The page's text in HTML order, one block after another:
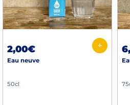
2,00€ +
Eau neuve
50cl